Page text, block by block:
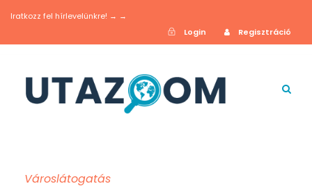
Iratkozz fel hírlevelünkre! → →
Login
Regisztráció
Városlátogatás